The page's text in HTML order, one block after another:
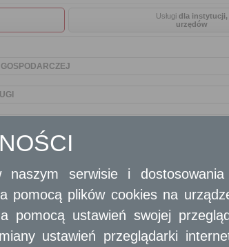
Usługi dla instytucji,
urzędów
serwisie i
pomocą plików cookies na
pomocą ustawień swojej
ustawień przeglądarki